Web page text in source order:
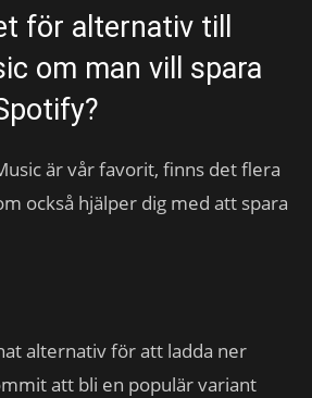
för alternativ till
om man vill spara
är vår favorit, finns det flera
också hjälper dig med att spara
alternativ för att ladda ner
att bli en populär variant